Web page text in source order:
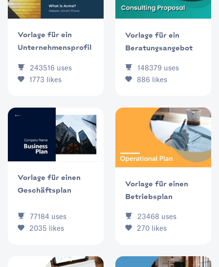
Vorlage für ein
Unternehmensprofil
243516 uses
1773 likes
Vorlage für ein
Beratungsangebot
148379 uses
886 likes
Vorlage für einen
Geschäftsplan
77184 uses
2035 likes
Vorlage für einen
Betriebsplan
23468 uses
270 likes